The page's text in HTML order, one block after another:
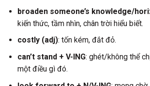
broaden someone’s knowledge/
kiến thức, tầm nhìn, chân trời hiểu biết.
costly (adj): tốn kém, đắt đỏ.
can’t stand + V-ING: ghét/không thể
một điều gì đó.